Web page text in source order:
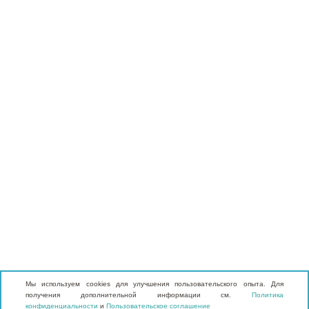
Мы используем cookies для улучшения пользовательского опыта. Для
получения дополнительной информации см. Политика
конфиденциальности и Пользовательское соглашение